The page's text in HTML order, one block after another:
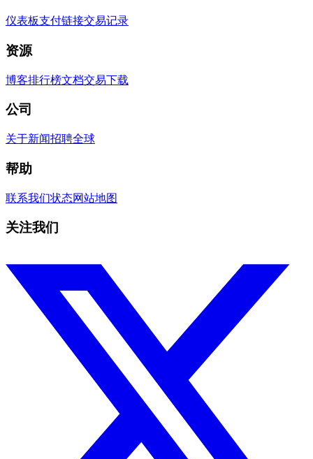
仪表板支付链接交易记录
资源
博客排行榜文档交易下载
公司
关于新闻招聘全球
帮助
联系我们状态网站地图
关注我们